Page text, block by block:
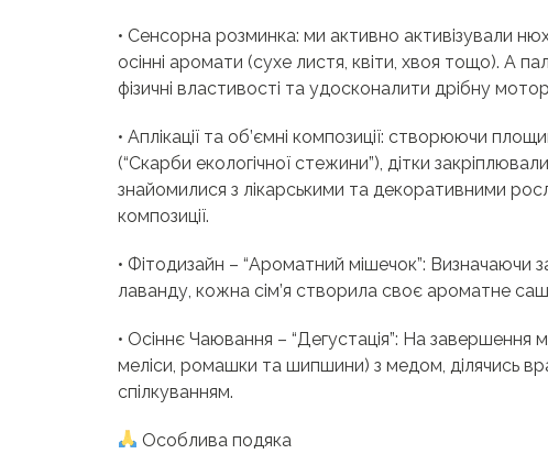
• Сенсорна розминка: ми активно активізували
осінні аромати (сухе листя, квіти, хвоя тощо). А
фізичні властивості та удосконалити дрібну
• Аплікації та об’ємні композиції: створюючи
(“Скарби екологічної стежини”), дітки
знайомилися з лікарськими та декоративними
композиції.
• Фітодизайн – “Ароматний мішечок”: Визначаючи
лаванду, кожна сім’я створила своє ароматне
• Осіннє Чаювання – “Дегустація”: На завершення
меліси, ромашки та шипшини) з медом, ділячись
спілкуванням.
Особлива подяка